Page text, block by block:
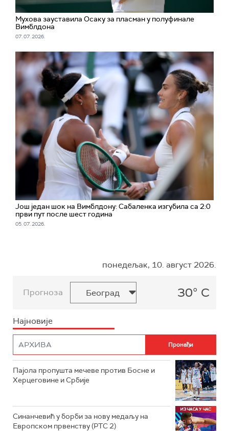
Мухова зауставила Осаку за пласман у полуфинале
Вимблдона
07. 07. 2026.
Још један шок на Вимблдону: Сабаленка изгубила са 2:0
први пут после шест година
05. 07. 2026.
понедељак, 10. август 2026.
Прогноза 30° C
Најновије
Пајола пропушта мечеве против Босне и
Херцеговине и Србије
Синанчевић у борби за нову медаљу на
Европском првенству (РТС 2)